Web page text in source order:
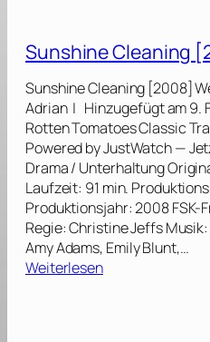
–
G
e
g
e
n
j
e
d
e
R
e
T
i
n
g
[
2
0
1
1
]
Sunshine Cleaning
Sunshine Cleaning [2008]
Adrian | Hinzugefügt am 9.
Rotten Tomatoes Classic
Powered by JustWatch —
Drama / Unterhaltung
Laufzeit: 91 min.
Produktionsjahr: 2008 FSK-
Regie: Christine Jeffs
Amy Adams, Emily Blunt,…
Weiterlesen: